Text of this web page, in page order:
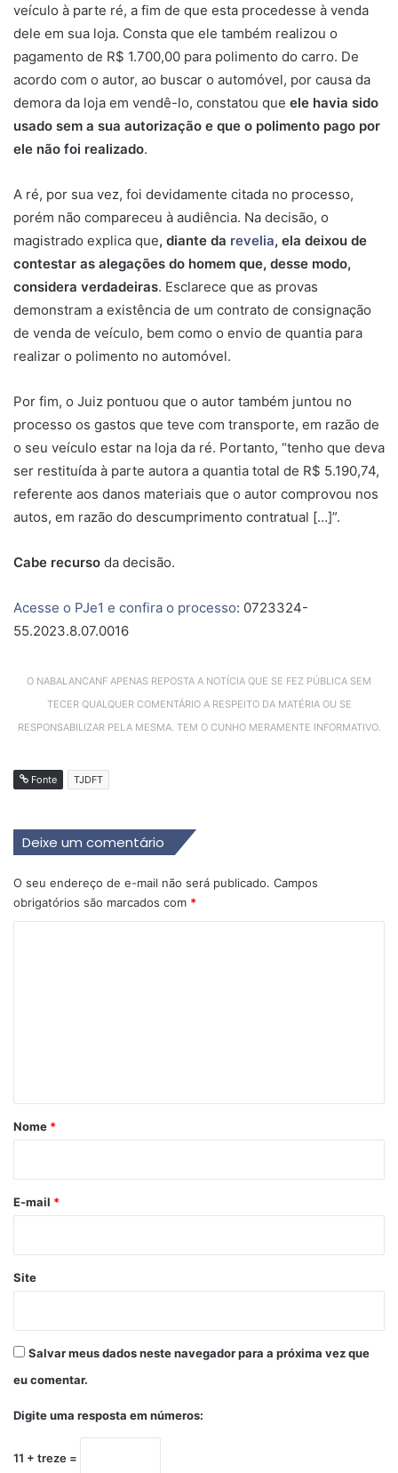
veículo à parte ré, a fim de que esta procedesse à venda
dele em sua loja. Consta que ele também realizou o
pagamento de R$ 1.700,00 para polimento do carro. De
acordo com o autor, ao buscar o automóvel, por causa da
demora da loja em vendê-lo, constatou que ele havia sido
usado sem a sua autorização e que o polimento pago por
ele não foi realizado.
A ré, por sua vez, foi devidamente citada no processo,
porém não compareceu à audiência. Na decisão, o
magistrado explica que, diante da revelia, ela deixou de
contestar as alegações do homem que, desse modo,
considera verdadeiras. Esclarece que as provas
demonstram a existência de um contrato de consignação
de venda de veículo, bem como o envio de quantia para
realizar o polimento no automóvel.
Por fim, o Juiz pontuou que o autor também juntou no
processo os gastos que teve com transporte, em razão de
o seu veículo estar na loja da ré. Portanto, “tenho que deva
ser restituída à parte autora a quantia total de R$ 5.190,74,
referente aos danos materiais que o autor comprovou nos
autos, em razão do descumprimento contratual […]”.
Cabe recurso da decisão.
Acesse o PJe1 e confira o processo: 0723324-
55.2023.8.07.0016
O NABALANCANF APENAS REPOSTA A NOTÍCIA QUE SE FEZ PÚBLICA SEM
TECER QUALQUER COMENTÁRIO A RESPEITO DA MATÉRIA OU SE
RESPONSABILIZAR PELA MESMA. TEM O CUNHO MERAMENTE INFORMATIVO.
Fonte TJDFT
Deixe um comentário
O seu endereço de e-mail não será publicado. Campos
obrigatórios são marcados com *
r
*
Nome *
E-mail *
Site
Salvar meus dados neste navegador para a próxima vez que
eu comentar.
Digite uma resposta em números:
11 + treze =